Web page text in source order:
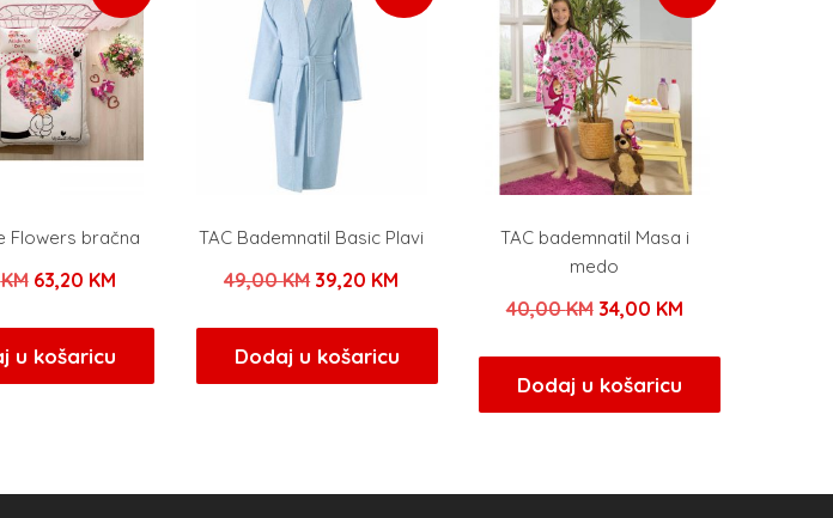
Flowers bračna
KM Izvorna
bila
je:
63,20 KMTrenutna
je:
63,20 KM.
u košaricu
TAC Bademnatil Basic Plavi
49,00KM Izvorna
bila
je:
39,20 KM
je:
39,20 KM.
Dodaj u košaricu
TAC bademnatil Masa i
medo
40,00KM Izvorna
bila
je:
34,00 KMTrenutna
34,00 KM.
Dodaj u košaricu